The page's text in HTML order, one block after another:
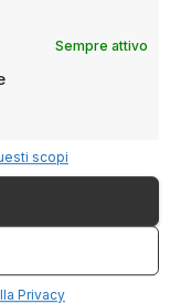
Sempre attivo
scopi
Privacy
Mimmo
resistenza
il